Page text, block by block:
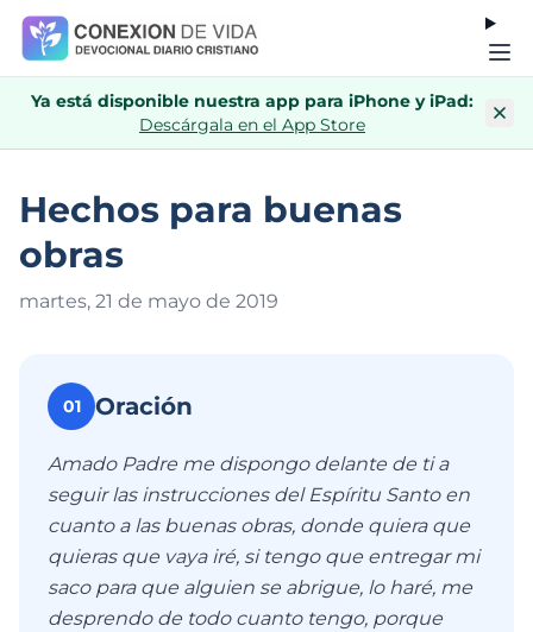
Ya está disponible nuestra app para iPhone y iPad:
Descárgala en el App Store
Hechos para buenas
obras
martes, 21 de mayo de 2019
01 Oración
Amado Padre me dispongo delante de ti a
seguir las instrucciones del Espíritu Santo en
cuanto a las buenas obras, donde quiera que
quieras que vaya iré, si tengo que entregar mi
saco para que alguien se abrigue, lo haré, me
desprendo de todo cuanto tengo, porque